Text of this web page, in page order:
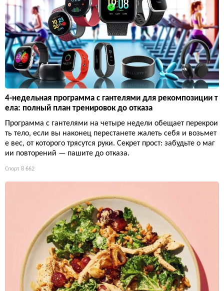
4-недельная программа с гантелями для рекомпозиции т
ела: полный план тренировок до отказа
Программа с гантелями на четыре недели обещает перекрои
ть тело, если вы наконец перестанете жалеть себя и возьмет
е вес, от которого трясутся руки. Секрет прост: забудьте о маг
ии повторений — пашите до отказа.
Спорт 8 662